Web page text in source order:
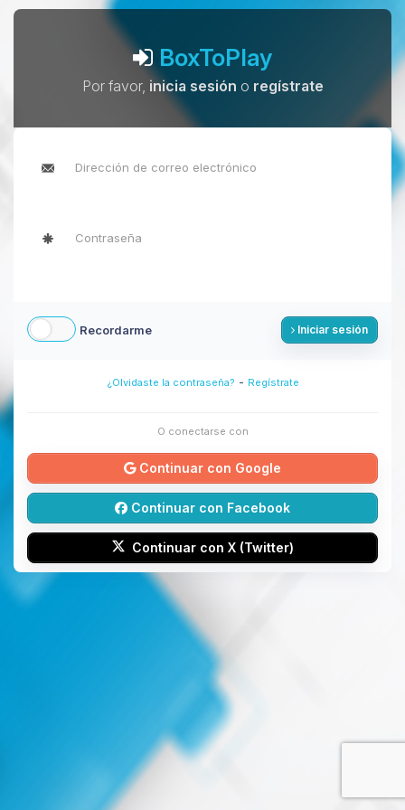
BoxToPlay
Por favor, inicia sesión o regístrate
Recordarme Iniciar sesión
¿Olvidaste la contraseña? - Regístrate
O conectarse con
Continuar con Google
Continuar con Facebook
Continuar con X (Twitter)